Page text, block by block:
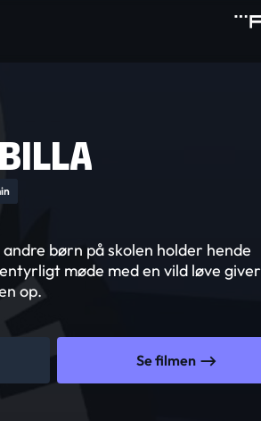
børn på skolen holder hende
møde med en vild løve giver
op.
Se filmen